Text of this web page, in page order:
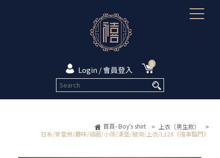
Login / 會員登入
0
首頁- Boy's shirt > 上衣（男生款）
>
日系/麥當勞/趣味/插圖/小孩/漢堡/破洞/上衣/L128《禧事臨門》